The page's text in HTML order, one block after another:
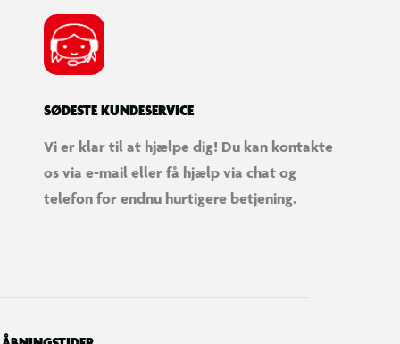
SØDESTE KUNDESERVICE
Vi er klar til at hjælpe dig! Du kan kontakte
os via e-mail eller få hjælp via chat og
telefon for endnu hurtigere betjening.